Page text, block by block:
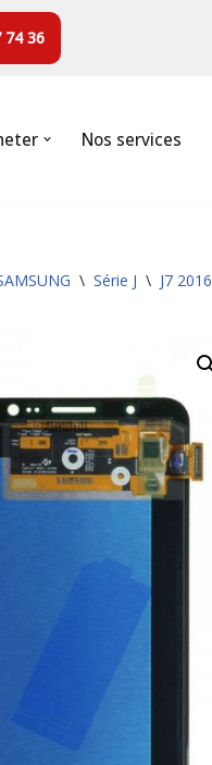
74 36
Nos services
\ Série J \ J7 2016